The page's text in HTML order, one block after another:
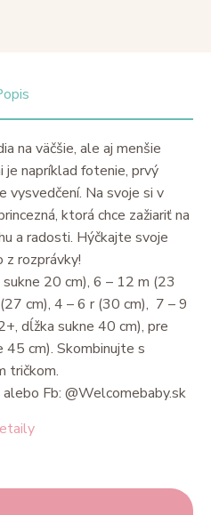
na väčšie, ale aj menšie
napríklad fotenie, prvý
vysvedčení. Na svoje si v
ktorá chce zažiariť na
a radosti. Hýčkajte svoje
z rozprávky!
20 cm), 6 – 12 m (23
cm), 4 – 6 r (30 cm), 7 – 9
dĺžka sukne 40 cm), pre
45 cm). Skombinujte s
tričkom.
Fb: @Welcomebaby.sk